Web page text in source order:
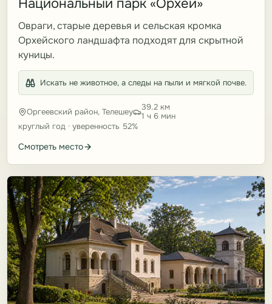
Национальный парк «Орхей»
Овраги, старые деревья и сельская кромка
Орхейского ландшафта подходят для скрытной
куницы.
Искать не животное, а следы на пыли и мягкой почве.
Оргеевский район, Телешеу
39.2 км
1 ч 6 мин
круглый год · уверенность 52%
Смотреть место